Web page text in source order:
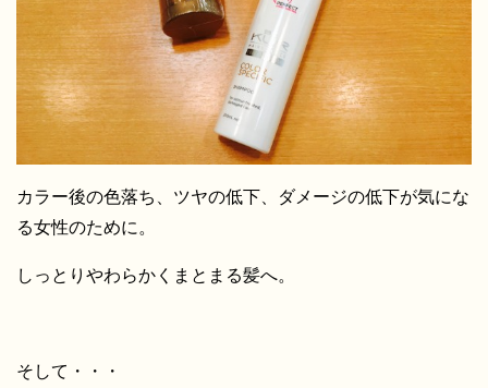
カラー後の色落ち、ツヤの低下、ダメージの低下が気にな
る女性のために。
しっとりやわらかくまとまる髪へ。
そして・・・